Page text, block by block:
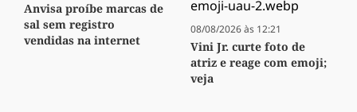
Anvisa proíbe marcas de
sal sem registro
vendidas na internet
08/08/2026 às 12:21
Vini Jr. curte foto de
atriz e reage com emoji;
veja